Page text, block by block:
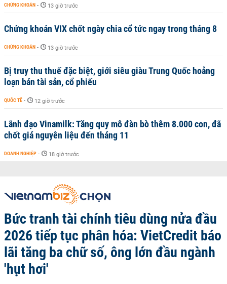
CHỨNG KHOÁN - 13 giờ trước
Chứng khoán VIX chốt ngày chia cổ tức ngay trong tháng 8
CHỨNG KHOÁN - 13 giờ trước
Bị truy thu thuế đặc biệt, giới siêu giàu Trung Quốc hoảng
loạn bán tài sản, cổ phiếu
QUỐC TẾ - 12 giờ trước
Lãnh đạo Vinamilk: Tăng quy mô đàn bò thêm 8.000 con, đã
chốt giá nguyên liệu đến tháng 11
DOANH NGHIỆP - 18 giờ trước
Bức tranh tài chính tiêu dùng nửa đầu
2026 tiếp tục phân hóa: VietCredit báo
lãi tăng ba chữ số, ông lớn đầu ngành
'hụt hơi'